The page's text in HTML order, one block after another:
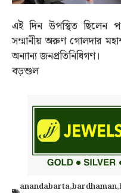
এই দিন উপস্থিত ছিলেন
সম্মানীয় অরুণ গোলদার
অন্যান্য জনপ্রতিনিধিগণ।
বড়শুল
anandabarta,bardhaman,